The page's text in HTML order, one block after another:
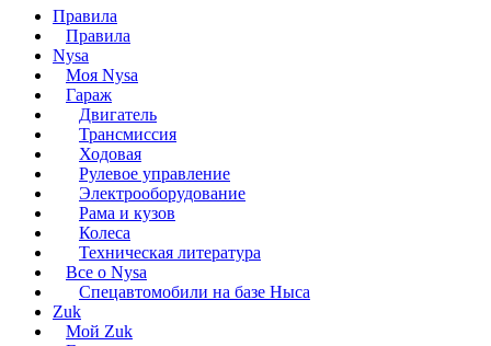
Правила
Правила
Nysa
Моя Nysa
Гараж
Двигатель
Трансмиссия
Ходовая
Рулевое управление
Электрооборудование
Рама и кузов
Колеса
Техническая литература
Все о Nysa
Спецавтомобили на базе Ныса
Zuk
Мой Zuk